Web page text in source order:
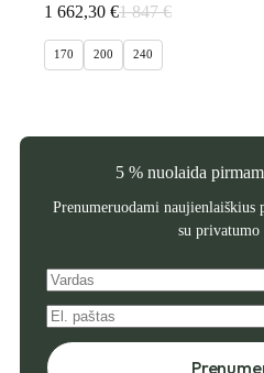
1 847€
Original
price
was:
1 662,30 €
Current
price
is:
170 200 240
5 % nuolaida
Prenumeruodami naujienlaiškius
su